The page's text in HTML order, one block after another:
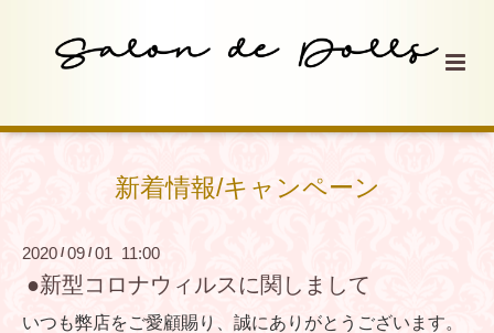
新着情報/キャンペーン
2020 / 09 /01 11:00
●新型コロナウィルスに関しまして
いつも弊店をご愛顧賜り、誠にありがとうございます。